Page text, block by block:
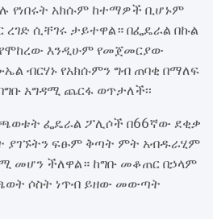
የነበሩት አክሱም ከተማዎች ቢሆኑም
ሲቸገሩ ታይተዋል። በፌዴራል በኩል
እንዲሁም የመጀመርያው
ብርሃኑ የአክሱምን ግብ ጠባቂ በማለፍ
አግዳሚ ጨርፋ ወጥታለች፡፡
ፌዴራል ፖሊሶች በ66ኛው ደቂቃ
ያገኙትን ፍፁም ቅጣት ምት አብዱራሂም
መሆን ችለዋል። ከግቡ መቆጠር በኃላም
ሶስት ነጥብ ይዘው መውጣት